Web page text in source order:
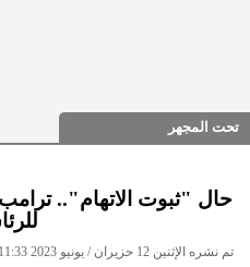
تحت المجهر
حال "ثبوت الاتهام"..
تم نشره الإثنين 12 حزيران / يونيو 2023 11:33 صباحاً